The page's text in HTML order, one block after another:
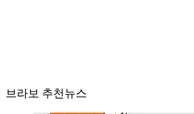
브라보 추천뉴스